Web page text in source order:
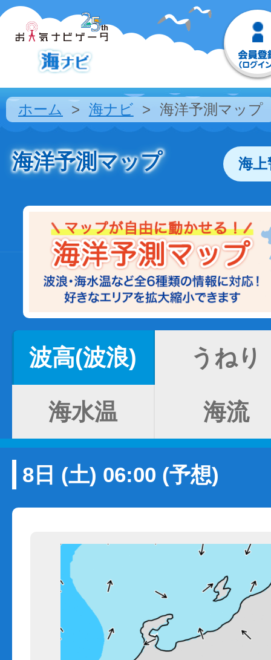
ホーム 海ナビ 海洋予測マップ
海洋予測マップ 海
波高(波浪) うねり
海水温 海流
8日 (土) 06:00 (予想)